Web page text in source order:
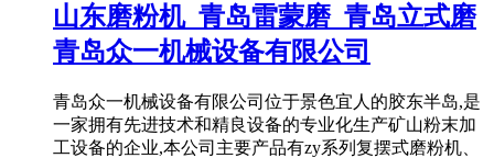
山东磨粉机_青岛雷蒙磨_青岛立式磨
青岛众一机械设备有限公司
青岛众一机械设备有限公司位于景色宜人的胶东半岛,是
一家拥有先进技术和精良设备的专业化生产矿山粉末加
工设备的企业,本公司主要产品有zy系列复摆式磨粉机、